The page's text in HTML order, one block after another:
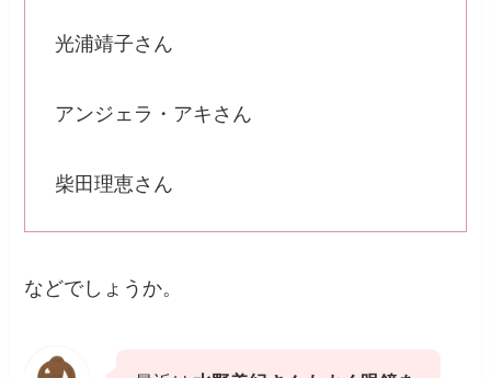
光浦靖子さん
アンジェラ・アキさん
柴田理恵さん
などでしょうか。